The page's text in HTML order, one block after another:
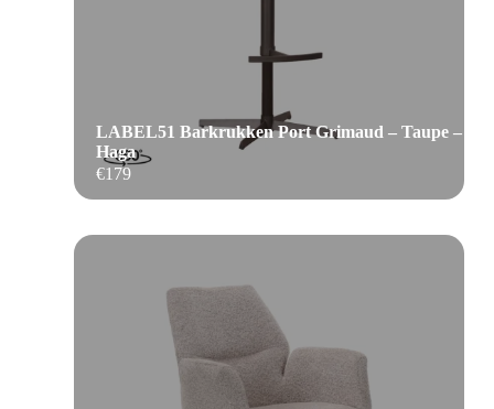
€179
LABEL51 Barkrukken Port Grimaud – Taupe –
Haga